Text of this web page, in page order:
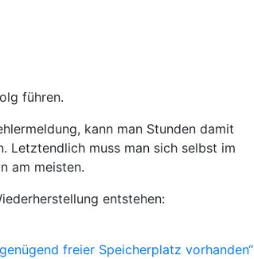
führen.
kann man Stunden damit
Letztendlich muss man sich selbst im
am meisten.
entstehen:
freier Speicherplatz vorhanden“